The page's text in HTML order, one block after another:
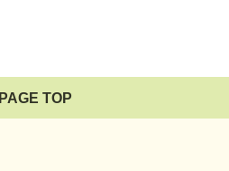
PAGE TOP